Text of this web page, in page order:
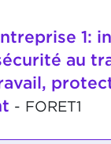
1:
au
- FORET1